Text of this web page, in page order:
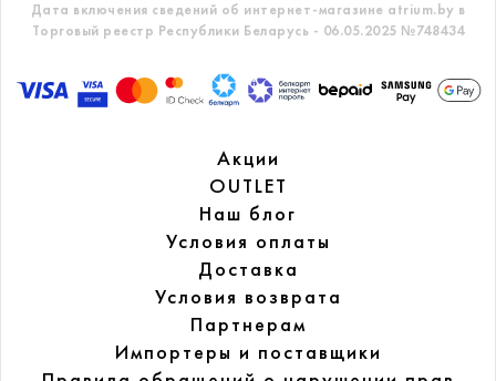
Дата включения сведений об интернет-магазине atrium.by в
Торговый реестр Республики Беларусь - 06.05.2025 №748434
Акции
OUTLET
Наш блог
Условия оплаты
Доставка
Условия возврата
Партнерам
Импортеры и поставщики